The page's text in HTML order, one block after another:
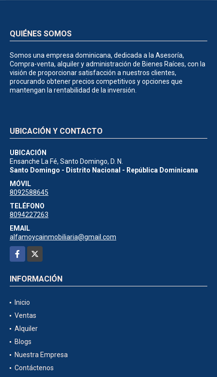
QUIÉNES SOMOS
Somos una empresa dominicana, dedicada a la Asesoría,
Compra-venta, alquiler y administración de Bienes Raíces, con la
visión de proporcionar satisfacción a nuestros clientes,
procurando obtener precios competitivos y opciones que
mantengan la rentabilidad de la inversión.
UBICACIÓN Y CONTACTO
UBICACIÓN
Ensanche La Fé, Santo Domingo, D. N.
Santo Domingo - Distrito Nacional - República Dominicana
MÓVIL
8092588645
TELÉFONO
8094227263
EMAIL
alfamoycainmobiliaria@gmail.com
Facebook
INFORMACIÓN
Inicio
Ventas
Alquiler
Blogs
Nuestra Empresa
Contáctenos